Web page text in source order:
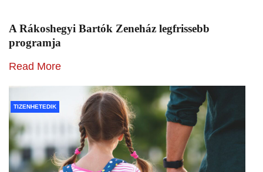
A Rákoshegyi Bartók Zeneház legfrissebb
programja
Read More
TIZENHETEDIK